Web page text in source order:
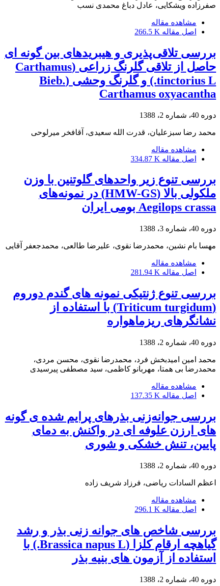
صفرزاده ویشکایی، عادل دباغ محمدی نسب
مشاهده مقاله
اصل مقاله 266.5 K
بررسی تلاقی‌پذیری و هیبریدهای بین گونه ای
حاصل از تلاقی گلرنگ زراعی (Carthamus
tinctorius L.) و گلرنگ وحشی (Bieb.
Carthamus oxyacantha
دوره 40، شماره 2، 1388
محمد رضا سبزعلیان، قدرت الله سعیدی، آقافخر میرلوحی
مشاهده مقاله
اصل مقاله 334.87 K
بررسی تنوع زیر واحدهای گلوتنین با وزن
ملکولی بالا (HMW-GS) در نمونه‌های
Aegilops crassa بومی ایران
دوره 40، شماره 3، 1388
مهسا بام نشین، محمدرضا نقوی، علیرضا طالعی، محمدجعفر آقایی
مشاهده مقاله
اصل مقاله 281.94 K
بررسی تنوع ژنتیکی نمونه های گندم دوروم
(Triticum turgidum) با استفاده از
نشانگرهای ریزماهواره
دوره 40، شماره 2، 1388
محمد امین امیدبخش فرد، محمدرضا نقوی، محسن مردی،
محمدرضا بی همتا، مهربانو کاظمی، سید مصطفی پیرسیدی
مشاهده مقاله
اصل مقاله 137.35 K
بررسی جوانه‌زنی بذرهای پرایم شده ی گونه
های ارزن علوفه ای در واکنش به دمای
پایین، تنش خشکی و شوری
دوره 40، شماره 2، 1388
اعظم السادات ریاضی، فرزاد شریف زاده
مشاهده مقاله
اصل مقاله 296.1 K
بررسی شاخص های جوانه زنی بذر و رشد
گیاهچه ارقام کلزا (Brassica napus L.) با
استفاده از آزمون های بنیه بذر
دوره 40، شماره 2، 1388